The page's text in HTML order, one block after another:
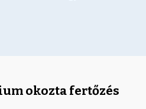
okozta fertőzés